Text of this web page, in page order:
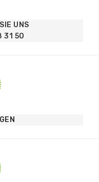
UNS
31 50